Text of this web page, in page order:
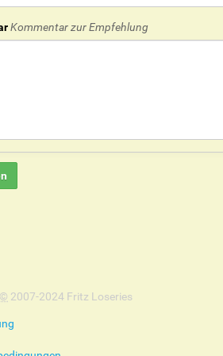
Kommentar zur Empfehlung
© 2007-2024 Fritz Loseries